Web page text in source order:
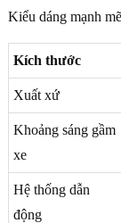
Kiểu dáng mạnh
Kích thước
Xuất xứ
Khoảng sáng gầm
xe
Hệ thống dẫn
động